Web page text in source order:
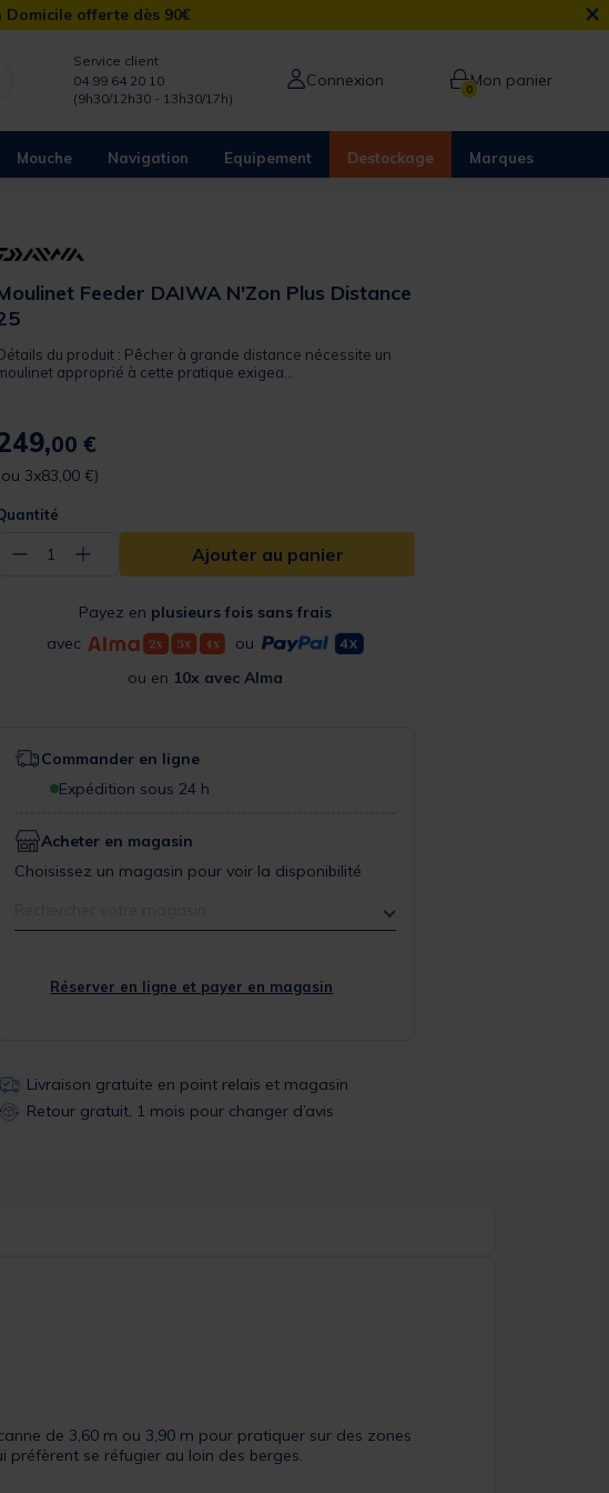
offerte dès 90€ ×
Service client
04 99 64 20 10
(9h30/12h30 - 13h30/17h)
Connexion 0Mon panier
Mouche Navigation Equipement Destockage Marques
Feeder DAIWA N'Zon Plus Distance
du produit : Pêcher à grande distance nécessite un
approprié à cette pratique exigea...
00 €
3x83,00 €)
− 1 + Ajouter au panier
Payez en plusieurs fois sans frais
avec
ou
ou en 10x avec Alma
Commander en ligne
Expédition sous 24 h
Acheter en magasin
Choisissez un magasin pour voir la disponibilité
Réserver en ligne et payer en magasin
Livraison gratuite en point relais et magasin
Retour gratuit, 1 mois pour changer d’avis
de 3,60 m ou 3,90 m pour pratiquer sur des zones
se réfugier au loin des berges.